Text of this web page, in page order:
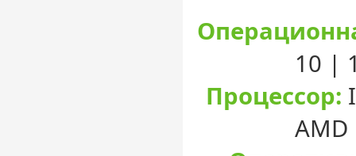
10 |
Процессор:
AMD